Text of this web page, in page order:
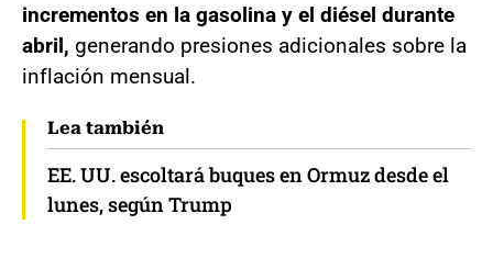
incrementos en la gasolina y el diésel durante
abril, generando presiones adicionales sobre la
inflación mensual.
Lea también
EE. UU. escoltará buques en Ormuz desde el
lunes, según Trump